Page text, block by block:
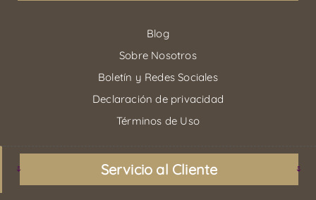
Blog
Sobre Nosotros
Boletín y Redes Sociales
Declaración de privacidad
Términos de Uso
Servicio al Cliente